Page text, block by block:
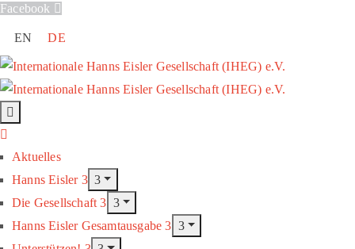
Facebook
EN DE
Aktuelles
Hanns Eisler
Die Gesellschaft
Hanns Eisler Gesamtausgabe